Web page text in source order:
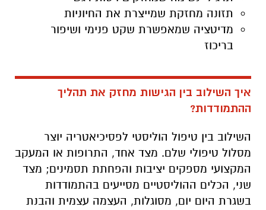
תזונה מחזקת שמייצרת את החיוניות
מדיטציה שמאפשרת שקט פנימי ושיפור
בריכוז
איך השילוב בין הגישות מחזק את תהליך
ההתמודדות?
השילוב בין טיפול הוליסטי לפסיכיאטריה יוצר
מסלול טיפולי שלם. מצד אחד, התרופות או המעקב
המקצועי מספקים יציבות והפחתת תסמינים; מצד
שני, הכלים ההוליסטיים מסייעים בהתמודדות
בשגרת היום יום, מסוגלות, העצמה עצמית והבנת